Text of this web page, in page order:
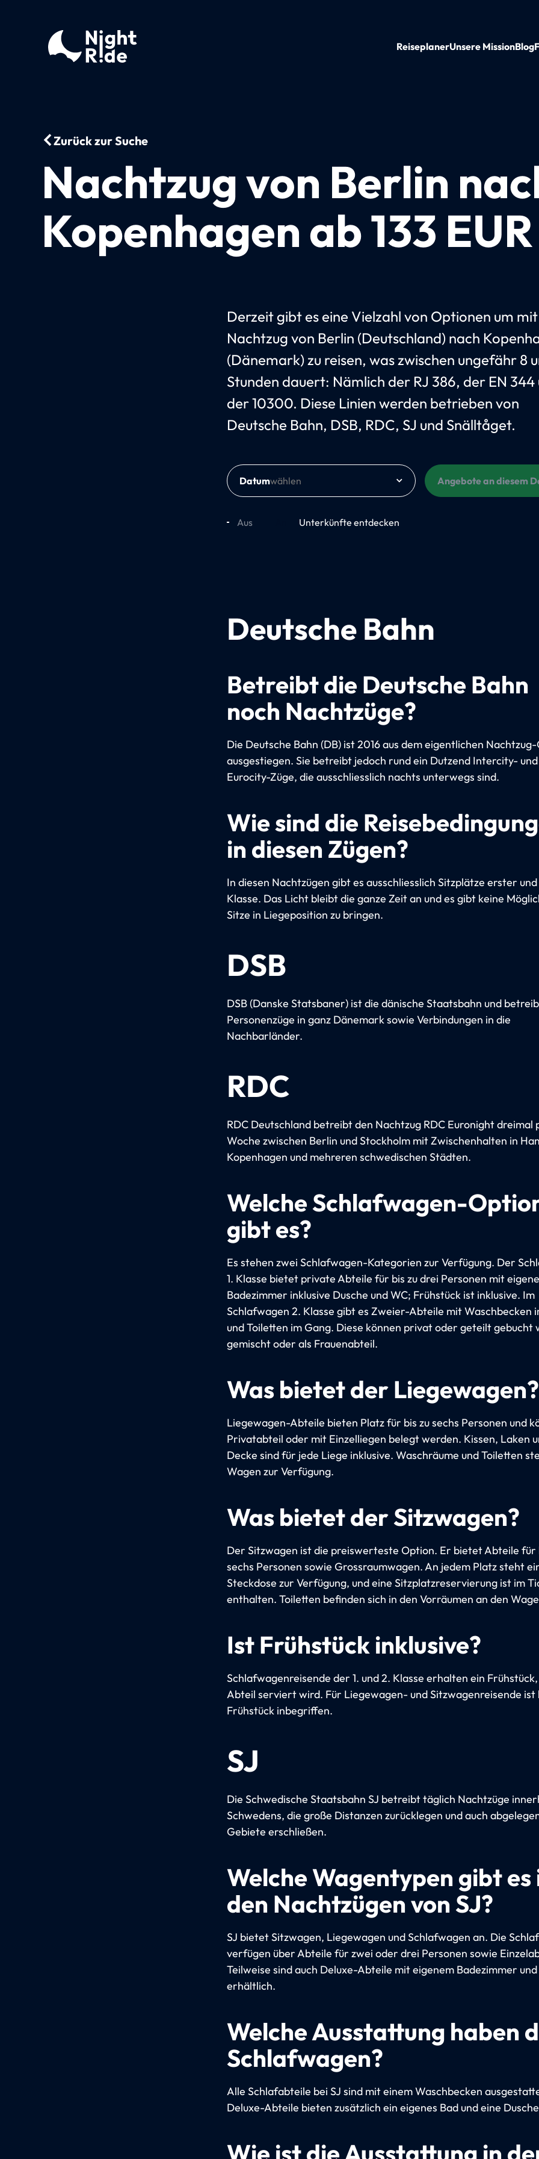
ReiseplanerUnsere MissionBlog
Zurück zur Suche
Nachtzug von Berlin
Kopenhagen ab 133 EUR
Derzeit gibt es eine Vielzahl von Optionen um
Nachtzug von Berlin (Deutschland) nach
(Dänemark) zu reisen, was zwischen ungefähr 8
Stunden dauert: Nämlich der RJ 386, der EN 344
der 10300. Diese Linien werden betrieben von
Deutsche Bahn, DSB, RDC, SJ und Snälltåget.
Datum Angebote an diesem
Aus Unterkünfte entdecken
Deutsche Bahn
Betreibt die Deutsche Bahn
noch Nachtzüge?
Die Deutsche Bahn (DB) ist 2016 aus dem eigentlichen
ausgestiegen. Sie betreibt jedoch rund ein Dutzend Intercity- und
Eurocity-Züge, die ausschliesslich nachts unterwegs sind.
Wie sind die
in diesen Zügen?
In diesen Nachtzügen gibt es ausschliesslich Sitzplätze erster
Klasse. Das Licht bleibt die ganze Zeit an und es gibt keine
Sitze in Liegeposition zu bringen.
DSB
DSB (Danske Statsbaner) ist die dänische Staatsbahn und
Personenzüge in ganz Dänemark sowie Verbindungen in die
Nachbarländer.
RDC
RDC Deutschland betreibt den Nachtzug RDC Euronight dreimal
Woche zwischen Berlin und Stockholm mit Zwischenhalten in
Kopenhagen und mehreren schwedischen Städten.
Welche Schlafwagen-
gibt es?
Es stehen zwei Schlafwagen-Kategorien zur Verfügung. Der
1. Klasse bietet private Abteile für bis zu drei Personen mit
Badezimmer inklusive Dusche und WC; Frühstück ist inklusive. Im
Schlafwagen 2. Klasse gibt es Zweier-Abteile mit Waschbecken
und Toiletten im Gang. Diese können privat oder geteilt gebucht
gemischt oder als Frauenabteil.
Was bietet der Liegewagen?
Liegewagen-Abteile bieten Platz für bis zu sechs Personen und
Privatabteil oder mit Einzelliegen belegt werden. Kissen, Laken
Decke sind für jede Liege inklusive. Waschräume und Toiletten
Wagen zur Verfügung.
Was bietet der Sitzwagen?
Der Sitzwagen ist die preiswerteste Option. Er bietet Abteile für
sechs Personen sowie Grossraumwagen. An jedem Platz steht
Steckdose zur Verfügung, und eine Sitzplatzreservierung ist im
enthalten. Toiletten befinden sich in den Vorräumen an den
Ist Frühstück inklusive?
Schlafwagenreisende der 1. und 2. Klasse erhalten ein Frühstück,
Abteil serviert wird. Für Liegewagen- und Sitzwagenreisende ist
Frühstück inbegriffen.
SJ
Die Schwedische Staatsbahn SJ betreibt täglich Nachtzüge
Schwedens, die große Distanzen zurücklegen und auch
Gebiete erschließen.
Welche Wagentypen gibt es
den Nachtzügen von SJ?
SJ bietet Sitzwagen, Liegewagen und Schlafwagen an. Die
verfügen über Abteile für zwei oder drei Personen sowie
Teilweise sind auch Deluxe-Abteile mit eigenem Badezimmer und
erhältlich.
Welche Ausstattung haben
Schlafwagen?
Alle Schlafabteile bei SJ sind mit einem Waschbecken
Deluxe-Abteile bieten zusätzlich ein eigenes Bad und eine
Wie ist die Ausstattung in